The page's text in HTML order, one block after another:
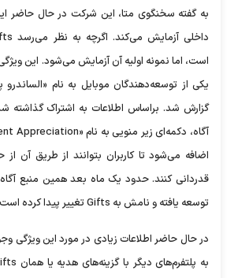
به گفته سخنگوی متا، این شرکت در حال حاضر
است، اما نمونه اولیه آن آزمایش می‌شود. این
یکی از توسعه‌دهندگان موبایل به نام «الساندرو
گزارش شد. براساس اطلاعات به اشتراک گذاشته
اضافه می‌شود تا کاربران بتوانند از طریق آن
قدردانی کنند. حدود یک ماه بعد همین منبع آگاه
توسعه یافته و نامش به Gifts تغییر پیدا کرده است.
در حال حاضر اطلاعات زیادی در مورد این ویژگی